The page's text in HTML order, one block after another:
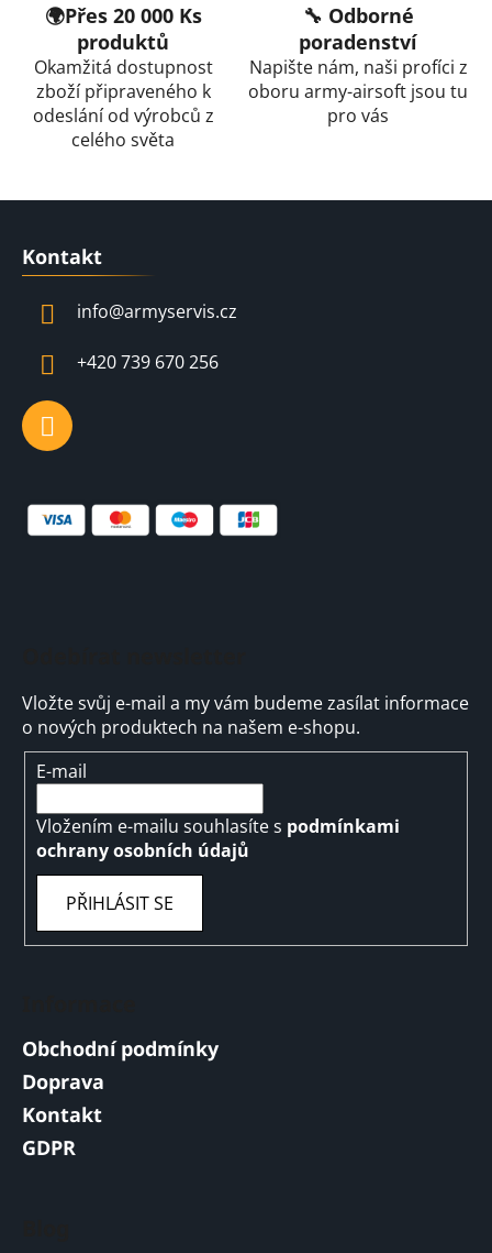
🌍Přes 20 000 Ks
produktů
Okamžitá dostupnost
zboží připraveného k
odeslání od výrobců z
celého světa
🔧 Odborné
poradenství
Napište nám, naši profíci z
oboru army-airsoft jsou tu
pro vás
Z
Kontakt
info@armyservis.cz
+420 739 670 256
Vložte svůj e-mail a my vám budeme zasílat informace
o nových produktech na našem e-shopu.
E-mail
Vložením e-mailu souhlasíte s podmínkami
ochrany osobních údajů
PŘIHLÁSIT SE
Obchodní podmínky
Doprava
Kontakt
GDPR